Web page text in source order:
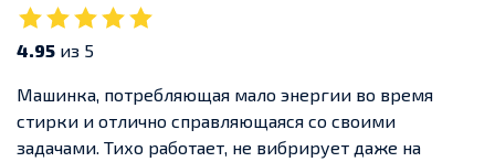
4.95 из 5
Машинка, потребляющая мало энергии во время
стирки и отлично справляющаяся со своими
задачами. Тихо работает, не вибрирует даже на